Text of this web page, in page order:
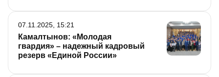
«Замелекесье» приветствовал по видеосвязи.
Камалтынов: «Молодая
гвардия» – надежный кадровый
резерв «Единой России»
07.11.2025, 15:21